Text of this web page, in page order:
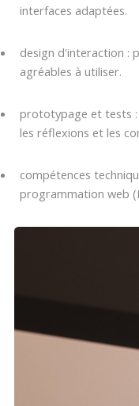
interfaces adaptées.
design d'interaction :
agréables à utiliser.
prototypage et tests :
les réflexions et les
compétences
programmation web